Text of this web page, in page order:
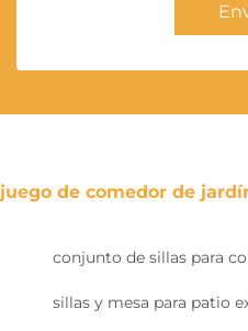
juego de comedor de
conjunto de sillas para
sillas y mesa para patio